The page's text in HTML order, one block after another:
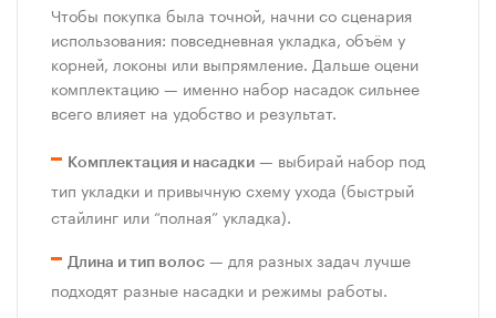
Чтобы покупка была точной, начни со сценария
использования: повседневная укладка, объём у
корней, локоны или выпрямление. Дальше оцени
комплектацию — именно набор насадок сильнее
всего влияет на удобство и результат.
Комплектация и насадки — выбирай набор под
тип укладки и привычную схему ухода (быстрый
стайлинг или “полная” укладка).
Длина и тип волос — для разных задач лучше
подходят разные насадки и режимы работы.